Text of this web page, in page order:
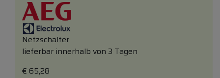
Netzschalter
lieferbar innerhalb von 3 Tagen
€ 65,28